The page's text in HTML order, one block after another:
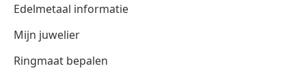
Edelmetaal informatie
Mijn juwelier
Ringmaat bepalen